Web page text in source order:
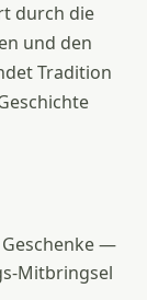
durch die
und den
Tradition
Geschenke —
Mitbringsel